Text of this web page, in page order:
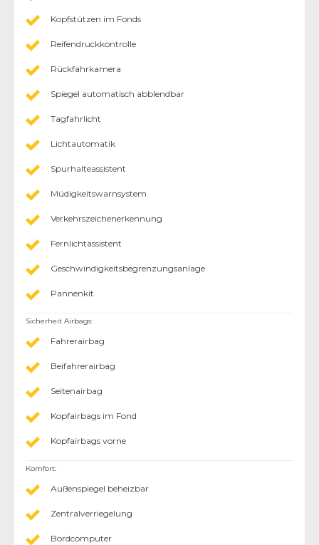
Kopfstützen im Fonds
Reifendruckkontrolle
Rückfahrkamera
Spiegel automatisch abblendbar
Tagfahrlicht
Lichtautomatik
Spurhalteassistent
Müdigkeitswarnsystem
Verkehrszeichenerkennung
Fernlichtassistent
Geschwindigkeitsbegrenzungsanlage
Pannenkit
Sicherheit Airbags:
Fahrerairbag
Beifahrerairbag
Seitenairbag
Kopfairbags im Fond
Kopfairbags vorne
Komfort:
Außenspiegel beheizbar
Zentralverriegelung
Bordcomputer